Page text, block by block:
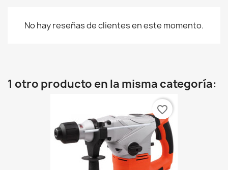
No hay reseñas de clientes en este momento.
1 otro producto en la misma categoría:
favorite_border